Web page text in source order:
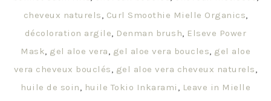
cheveux naturels, Curl Smoothie Mielle Organics,
décoloration argile, Denman brush, Elseve Power
Mask, gel aloe vera, gel aloe vera boucles, gel aloe
vera cheveux bouclés, gel aloe vera cheveux naturels,
huile de soin, huile Tokio Inkarami , Leave in Mielle